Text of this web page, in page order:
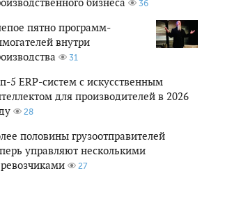
36
пятно программ-
внутри
31
5 ERP-систем с искусственным
для производителей в 2026
28
половины грузоотправителей
управляют несколькими
27